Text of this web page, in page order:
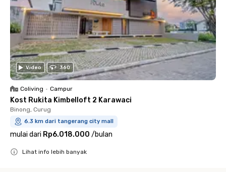
Video 360
Coliving • Campur
Kost Rukita Kimbelloft 2 Karawaci
Binong, Curug
6.3 km dari tangerang city mall
mulai dari Rp6.018.000 /bulan
Lihat info lebih banyak